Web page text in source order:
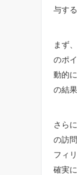
与す
まず
のポ
動的
の結
さら
の訪
フィ
確実